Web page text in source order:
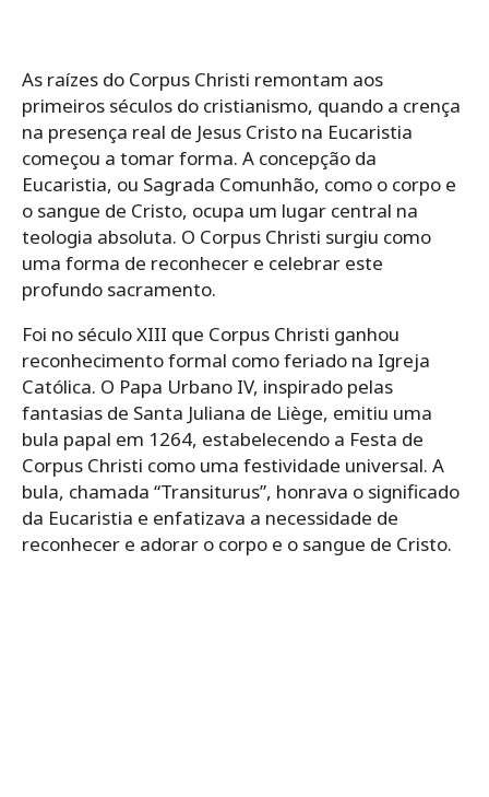
As raízes do Corpus Christi remontam aos
primeiros séculos do cristianismo, quando a crença
na presença real de Jesus Cristo na Eucaristia
começou a tomar forma. A concepção da
Eucaristia, ou Sagrada Comunhão, como o corpo e
o sangue de Cristo, ocupa um lugar central na
teologia absoluta. O Corpus Christi surgiu como
uma forma de reconhecer e celebrar este
profundo sacramento.
Foi no século XIII que Corpus Christi ganhou
reconhecimento formal como feriado na Igreja
Católica. O Papa Urbano IV, inspirado pelas
fantasias de Santa Juliana de Liège, emitiu uma
bula papal em 1264, estabelecendo a Festa de
Corpus Christi como uma festividade universal. A
bula, chamada “Transiturus”, honrava o significado
da Eucaristia e enfatizava a necessidade de
reconhecer e adorar o corpo e o sangue de Cristo.